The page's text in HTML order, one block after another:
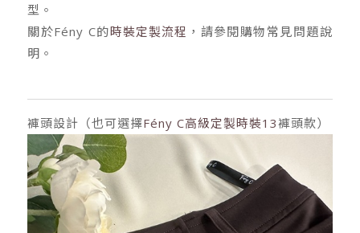
型。
關於Fény C的時裝定製流程 ，請參閱購物常見問題說
明。
褲頭設計（也可選擇Fény C高級定製時裝13褲頭款）